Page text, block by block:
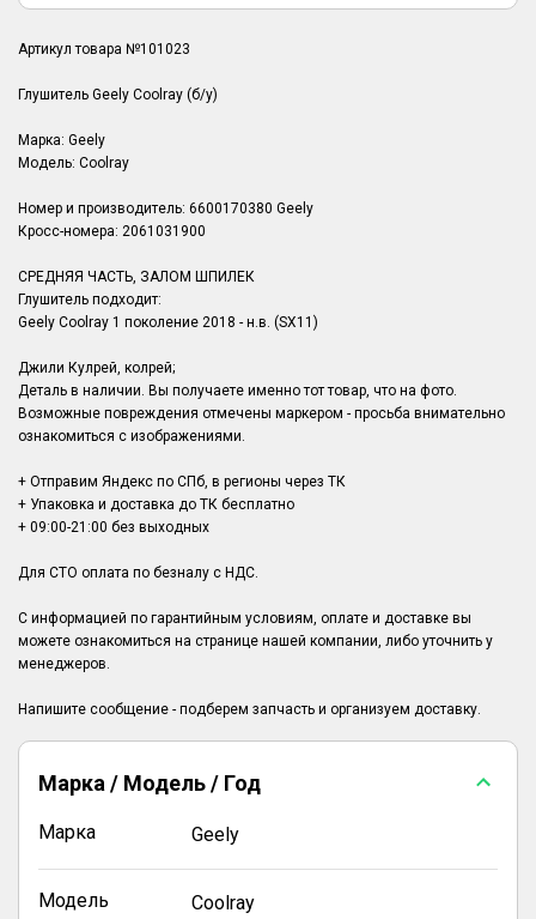
Артикул товара №101023
Глушитель Geely Coolray (б/у)
Марка: Geely
Модель: Coolray
Номер и производитель: 6600170380 Geely
Кросс-номера: 2061031900
СРЕДНЯЯ ЧАСТЬ, ЗАЛОМ ШПИЛЕК
Глушитель подходит:
Geely Coolray 1 поколение 2018 - н.в. (SX11)
Джили Кулрей, колрей;
Деталь в наличии. Вы получаете именно тот товар, что на фото.
Возможные повреждения отмечены маркером - просьба внимательно
ознакомиться с изображениями.
+ Отправим Яндекс по СПб, в регионы через ТК
+ Упаковка и доставка до ТК бесплатно
+ 09:00-21:00 без выходных
Для СТО оплата по безналу с НДС.
С информацией по гарантийным условиям, оплате и доставке вы
можете ознакомиться на странице нашей компании, либо уточнить у
менеджеров.
Марка / Модель / Год
Марка Geely
Модель Coolray